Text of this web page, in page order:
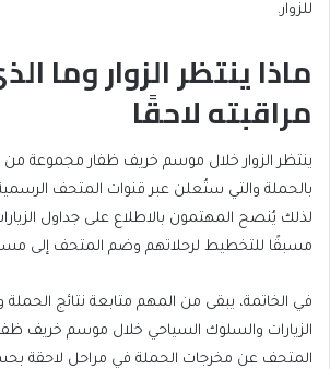
للزوار.
ماذا ينتظر الزوار وما
مراقبته لاحقًا
ينتظر الزوار خلال موسم خريف ظفار مجموعة من
بالحملة والتي ستُعلن عبر قنوات المتحف الرسمية
لذلك يُنصح المهتمون بالاطلاع على جداول الزيارات
مسبقًا للتخطيط لرحلاتهم وضم المتحف إلى
في الخاتمة، يبقى من المهم متابعة نتائج
الزيارات والسلوك السياحي خلال موسم خريف
المتحف عن مخرجات الحملة في مراحل لاحقة